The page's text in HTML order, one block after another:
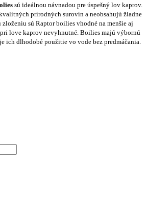
sú ideálnou návnadou pre úspešný lov kaprov.
prírodných surovín a neobsahujú žiadne
sú Raptor boilies vhodné na menšie aj
love kaprov nevyhnutné. Boilies majú výbornú
ich dlhodobé použitie vo vode bez predmáčania.